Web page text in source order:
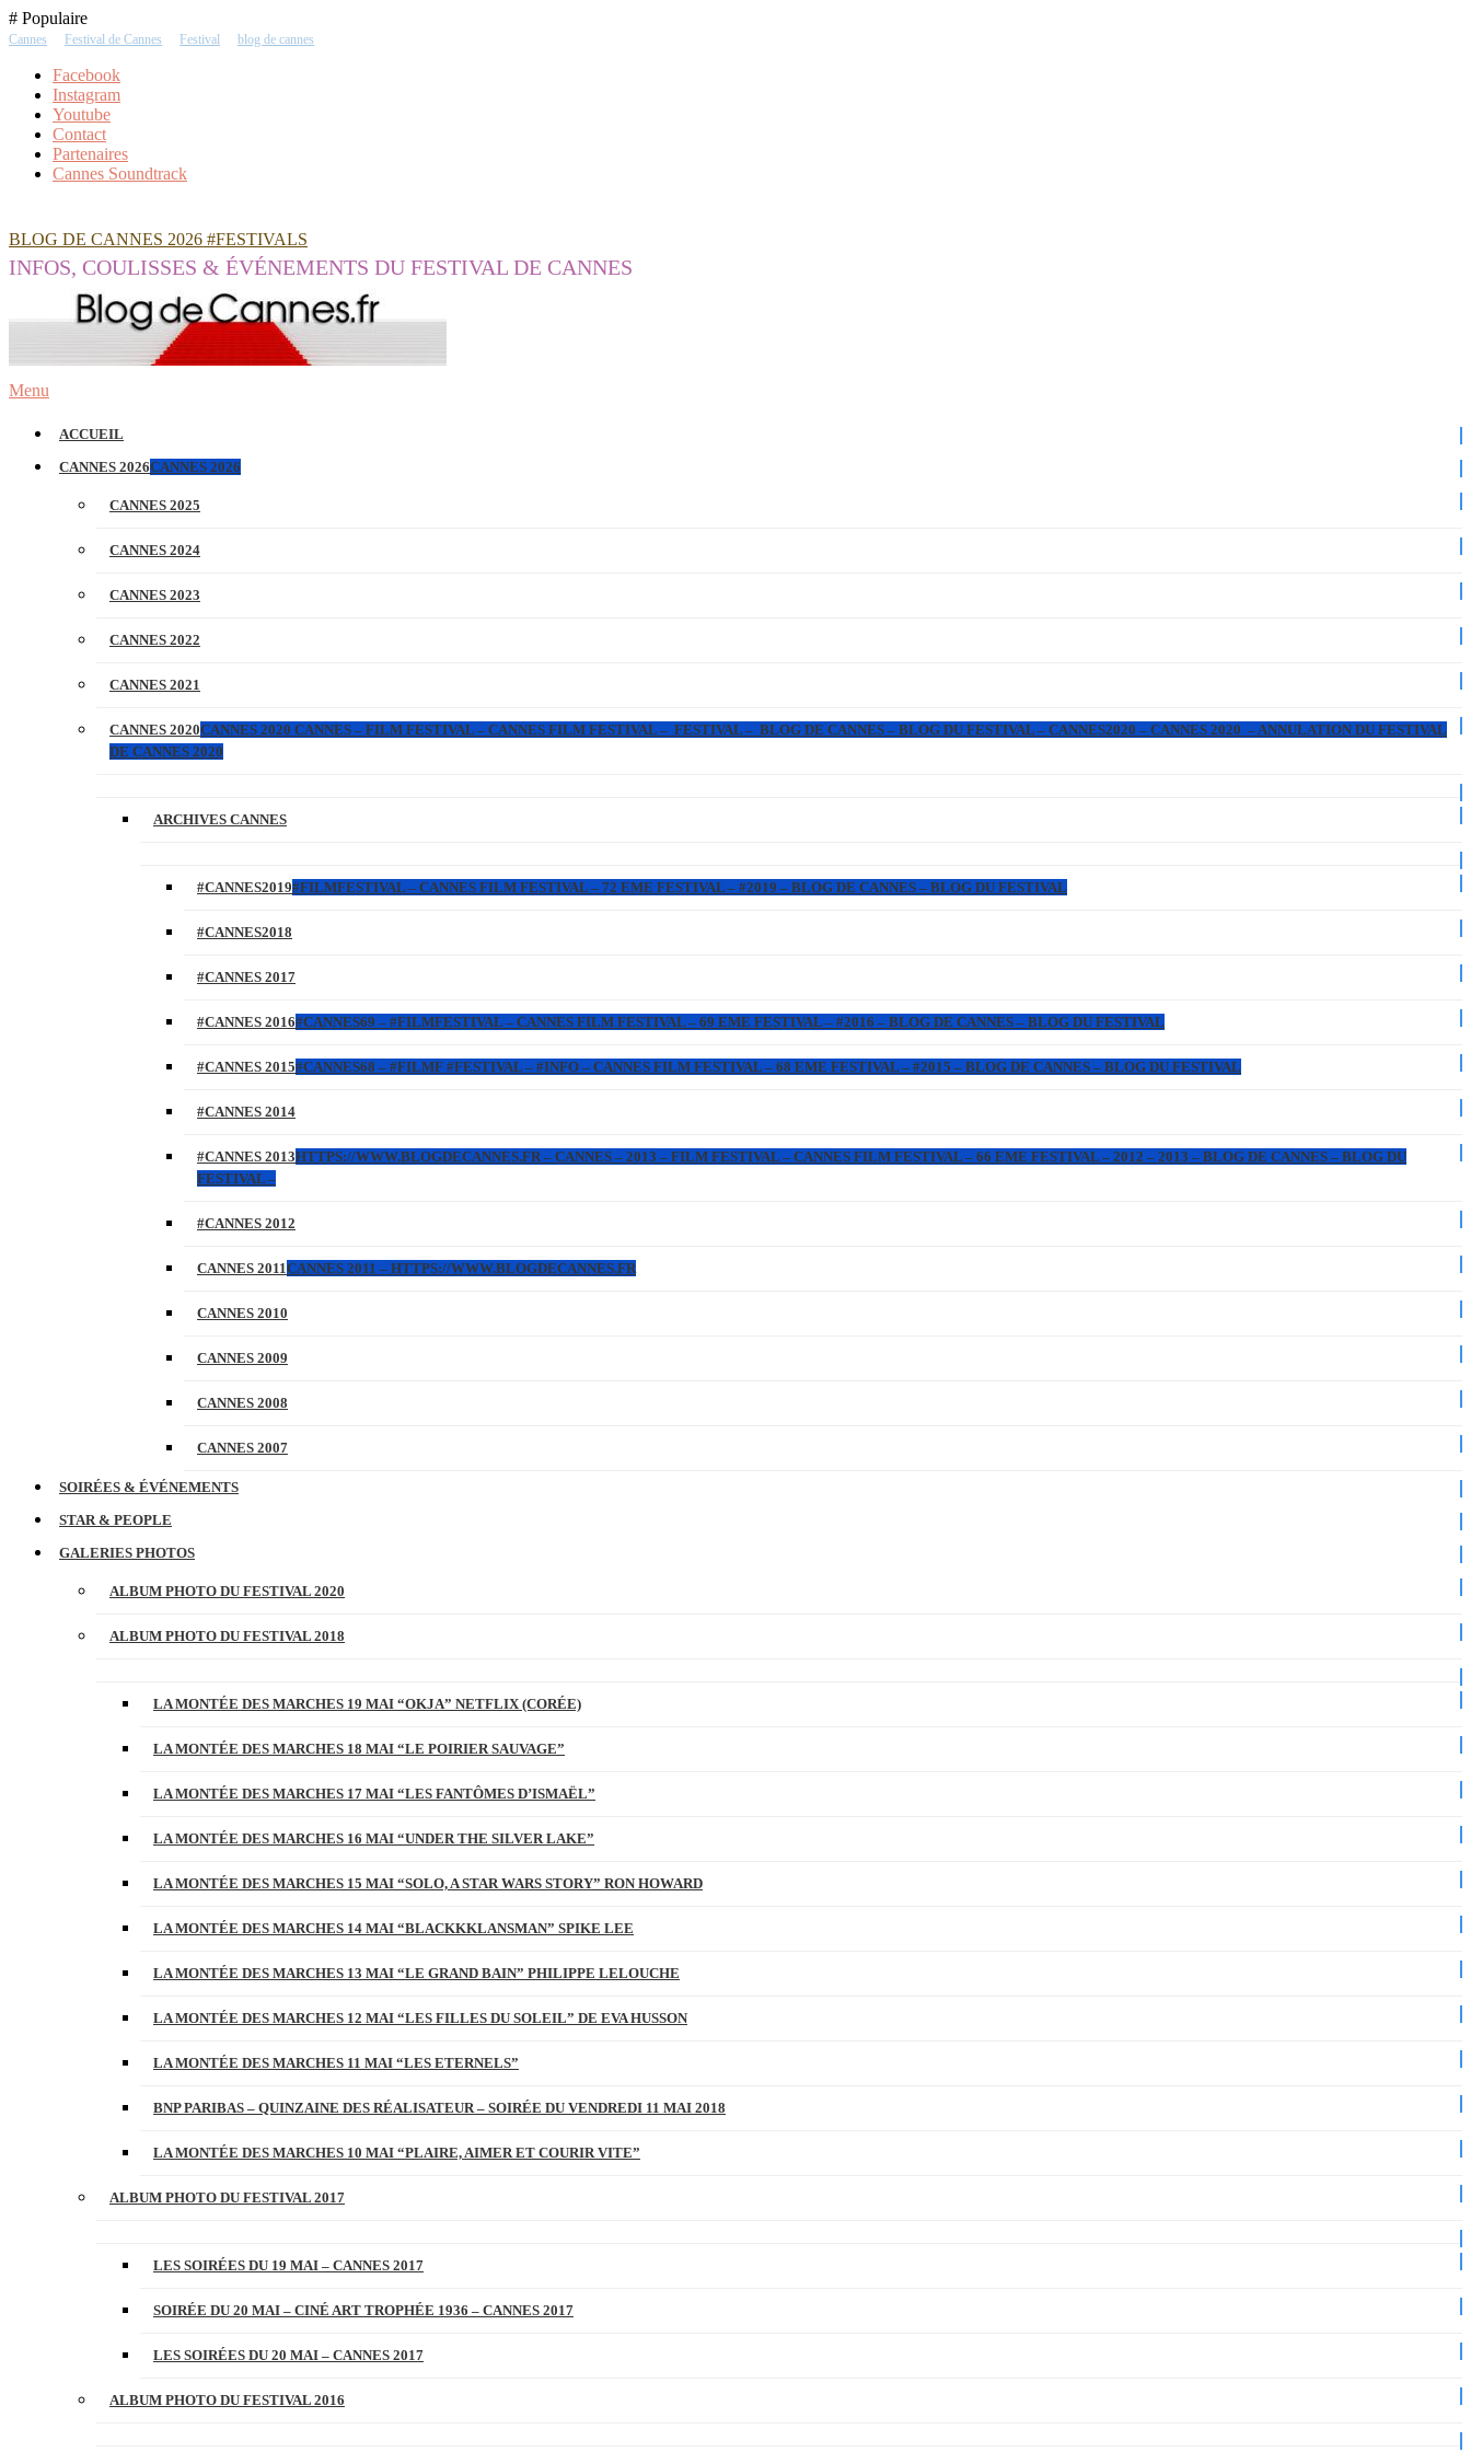
Skip
To
# Populaire
Cannes Festival de Cannes Festival blog de cannes
Facebook
Instagram
Youtube
Contact
Partenaires
Cannes Soundtrack
BLOG DE CANNES 2026 #FESTIVALS
INFOS, COULISSES & ÉVÉNEMENTS DU FESTIVAL DE CANNES
Menu
ACCUEIL
CANNES 2026CANNES 2026
CANNES 2025
CANNES 2024
CANNES 2023
CANNES 2022
CANNES 2021
CANNES 2020CANNES 2020 CANNES – FILM FESTIVAL – CANNES FILM FESTIVAL – FESTIVAL – BLOG DE CANNES – BLOG DU FESTIVAL – CANNES2020 – CANNES 2020 – ANNULATION DU FESTIVAL
DE CANNES 2020
ARCHIVES CANNES
#CANNES2019#FILMFESTIVAL – CANNES FILM FESTIVAL – 72 EME FESTIVAL – #2019 – BLOG DE CANNES – BLOG DU FESTIVAL
#CANNES2018
#CANNES 2017
#CANNES 2016#CANNES69 – #FILMFESTIVAL – CANNES FILM FESTIVAL – 69 EME FESTIVAL – #2016 – BLOG DE CANNES – BLOG DU FESTIVAL
#CANNES 2015#CANNES68 – #FILMF #FESTIVAL – #INFO – CANNES FILM FESTIVAL – 68 EME FESTIVAL – #2015 – BLOG DE CANNES – BLOG DU FESTIVAL
#CANNES 2014
#CANNES 2013HTTPS://WWW.BLOGDECANNES.FR – CANNES – 2013 – FILM FESTIVAL – CANNES FILM FESTIVAL – 66 EME FESTIVAL – 2012 – 2013 – BLOG DE CANNES – BLOG DU
FESTIVAL –
#CANNES 2012
CANNES 2011CANNES 2011 – HTTPS://WWW.BLOGDECANNES.FR
CANNES 2010
CANNES 2009
CANNES 2008
CANNES 2007
SOIRÉES & ÉVÉNEMENTS
STAR & PEOPLE
GALERIES PHOTOS
ALBUM PHOTO DU FESTIVAL 2020
ALBUM PHOTO DU FESTIVAL 2018
LA MONTÉE DES MARCHES 19 MAI “OKJA” NETFLIX (CORÉE)
LA MONTÉE DES MARCHES 18 MAI “LE POIRIER SAUVAGE”
LA MONTÉE DES MARCHES 17 MAI “LES FANTÔMES D’ISMAËL”
LA MONTÉE DES MARCHES 16 MAI “UNDER THE SILVER LAKE”
LA MONTÉE DES MARCHES 15 MAI “SOLO, A STAR WARS STORY” RON HOWARD
LA MONTÉE DES MARCHES 14 MAI “BLACKKKLANSMAN” SPIKE LEE
LA MONTÉE DES MARCHES 13 MAI “LE GRAND BAIN” PHILIPPE LELOUCHE
LA MONTÉE DES MARCHES 12 MAI “LES FILLES DU SOLEIL” DE EVA HUSSON
LA MONTÉE DES MARCHES 11 MAI “LES ETERNELS”
BNP PARIBAS – QUINZAINE DES RÉALISATEUR – SOIRÉE DU VENDREDI 11 MAI 2018
LA MONTÉE DES MARCHES 10 MAI “PLAIRE, AIMER ET COURIR VITE”
ALBUM PHOTO DU FESTIVAL 2017
LES SOIRÉES DU 19 MAI – CANNES 2017
SOIRÉE DU 20 MAI – CINÉ ART TROPHÉE 1936 – CANNES 2017
LES SOIRÉES DU 20 MAI – CANNES 2017
ALBUM PHOTO DU FESTIVAL 2016